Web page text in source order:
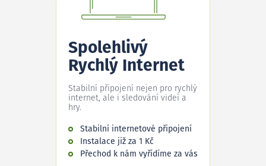
Spolehlivý
Rychlý Internet
Stabilní připojení nejen pro rychlý
internet, ale i sledování videí a
hry.
Stabilní internetové připojení
Instalace již za 1 Kč
Přechod k nám vyřídíme za vás